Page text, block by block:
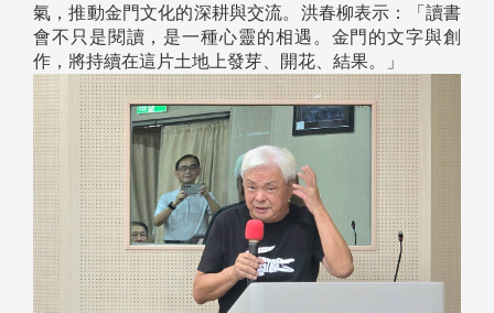
氣，推動金門文化的深耕與交流。洪春柳表示：「讀書
會不只是閱讀，是一種心靈的相遇。金門的文字與創
作，將持續在這片土地上發芽、開花、結果。」